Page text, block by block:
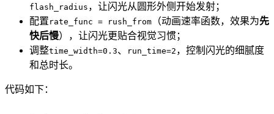
flash_radius ，让闪光从圆形外侧开始发射；
配置 rate_func = rush_from （动画速率函数，效果为先
快后慢），让闪光更贴合视觉习惯；
调整time_width=0.3、 run_time=2 ，控制闪光的细腻度
和总时长。
代码如下：